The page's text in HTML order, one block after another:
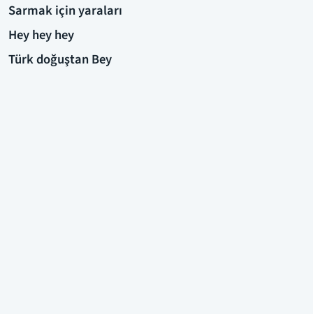
Sarmak için yaraları
Hey hey hey
Türk doğuştan Bey